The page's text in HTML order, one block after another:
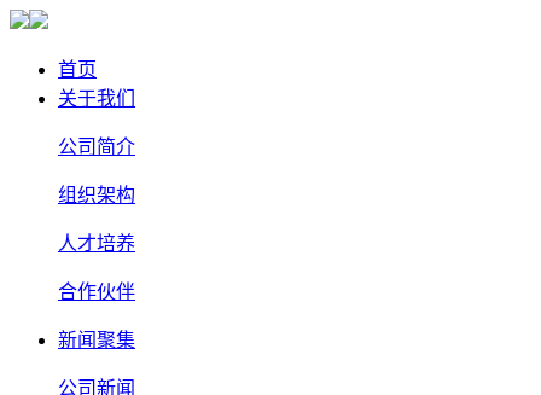
首页
关于我们
公司简介
组织架构
人才培养
合作伙伴
新闻聚集
公司新闻